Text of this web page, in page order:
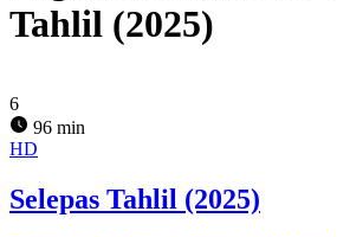
Tahlil (2025)
6
96 min
HD
Selepas Tahlil (2025)